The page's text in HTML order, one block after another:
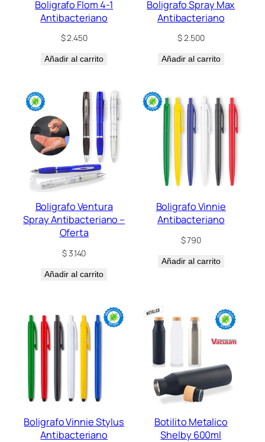
Boligrafo Flom 4-1
Antibacteriano
$2.450
Añadir al carrito
Boligrafo Spray Max
Antibacteriano
$2.500
Añadir al carrito
Boligrafo Ventura
Spray Antibacteriano –
Oferta
$3.140
Añadir al carrito
Boligrafo Vinnie
Antibacteriano
$790
Añadir al carrito
Boligrafo Vinnie Stylus
Antibacteriano
Botilito Metalico
Shelby 600ml